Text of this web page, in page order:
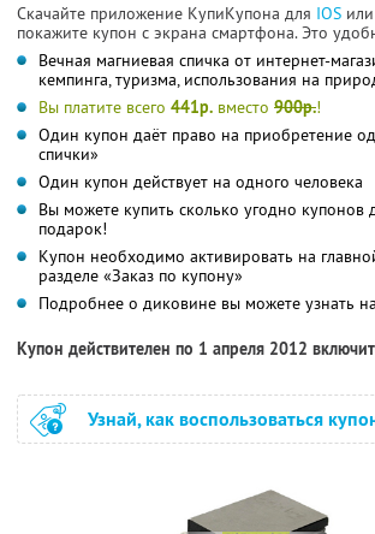
Скачайте приложение КупиКупона для IOS или
покажите купон с экрана смартфона. Это
Вечная магниевая спичка от интернет-
кемпинга, туризма, использования на
Вы платите всего 441р. вместо 900р.!
Один купон даёт право на приобретение
спички»
Один купон действует на одного человека
Вы можете купить сколько угодно купонов
подарок!
Купон необходимо активировать на
разделе «Заказ по купону»
Подробнее о диковине вы можете узнать на
Купон действителен по 1 апреля 2012
Узнай, как воспользоваться